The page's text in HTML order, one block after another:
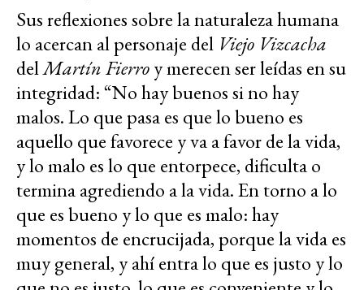
Sus reflexiones sobre la naturaleza humana
lo acercan al personaje del Viejo Vizcacha
delMartín Fierroy merecen ser leídas en su
integridad: “No hay buenos si no hay
malos. Lo que pasa es que lo bueno es
aquello que favorece y va a favor de la vida,
y lo malo es lo que entorpece, dificulta o
termina agrediendo a la vida. En torno a lo
que es bueno y lo que es malo: hay
momentos de encrucijada, porque la vida es
muy general, y ahí entra lo que es justo y lo